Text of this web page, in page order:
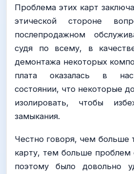
Проблема этих карт
этической стороне
послепродажном
судя по всему, в
демонтажа некоторых
плата оказалась в
состоянии, что некоторые
изолировать, чтобы
замыкания.
Честно говоря, чем больше
карту, тем больше проблем
поэтому было довольно